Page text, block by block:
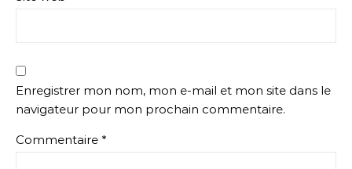
Enregistrer mon nom, mon e-mail et mon site dans le
navigateur pour mon prochain commentaire.
Commentaire *